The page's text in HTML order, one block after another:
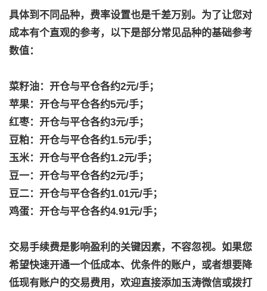
具体到不同品种，费率设置也是千差万别。为了让您对
成本有个直观的参考，以下是部分常见品种的基础参考
数值：
菜籽油：开仓与平仓各约2元/手；
苹果：开仓与平仓各约5元/手；
红枣：开仓与平仓各约3元/手；
豆粕：开仓与平仓各约1.5元/手；
玉米：开仓与平仓各约1.2元/手；
豆一：开仓与平仓各约2元/手；
豆二：开仓与平仓各约1.01元/手；
鸡蛋：开仓与平仓各约4.91元/手；
交易手续费是影响盈利的关键因素，不容忽视。如果您
希望快速开通一个低成本、优条件的账户，或者想要降
低现有账户的交易费用，欢迎直接添加玉涛微信或拨打